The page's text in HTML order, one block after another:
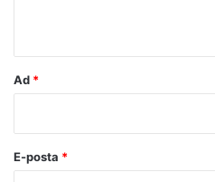
Ad *
E-posta *